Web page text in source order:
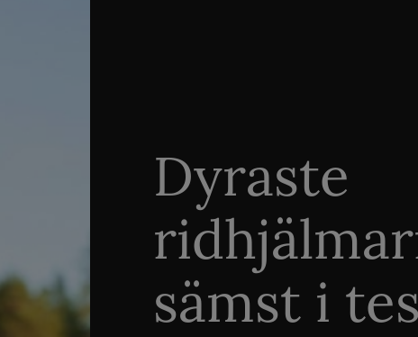
Dyraste
sämst i